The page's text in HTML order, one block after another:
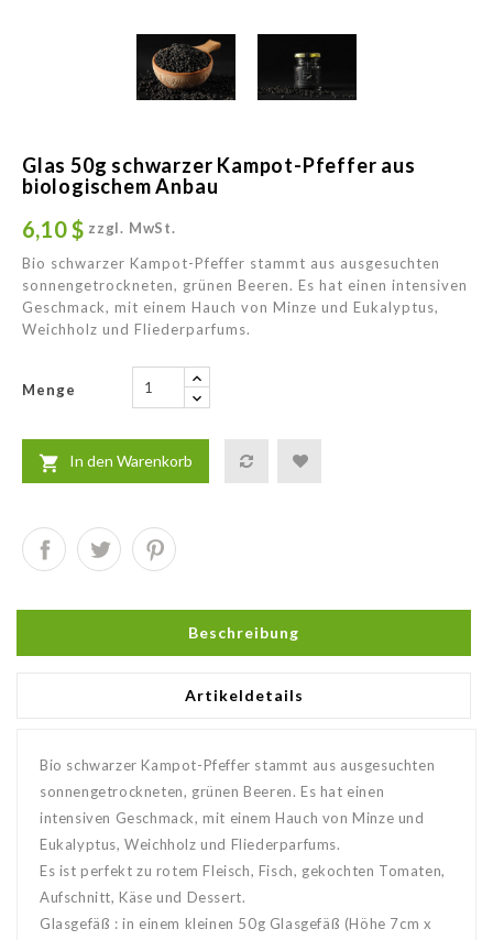
Glas 50g schwarzer Kampot-Pfeffer aus
biologischem Anbau
6,10 $ zzgl. MwSt.
Bio schwarzer Kampot-Pfeffer stammt aus ausgesuchten
sonnengetrockneten, grünen Beeren. Es hat einen intensiven
Geschmack, mit einem Hauch von Minze und Eukalyptus,
Weichholz und Fliederparfums.
Menge
 In den Warenkorb
Beschreibung
Artikeldetails
Bio schwarzer Kampot-Pfeffer stammt aus ausgesuchten
sonnengetrockneten, grünen Beeren. Es hat einen
intensiven Geschmack, mit einem Hauch von Minze und
Eukalyptus, Weichholz und Fliederparfums.
Es ist perfekt zu rotem Fleisch, Fisch, gekochten Tomaten,
Aufschnitt, Käse und Dessert.
Glasgefäß : in einem kleinen 50g Glasgefäß (Höhe 7cm x